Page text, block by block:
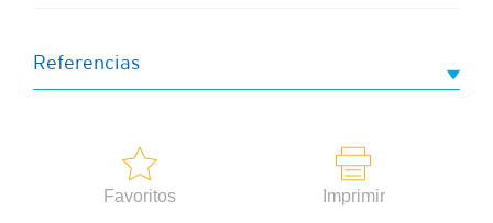
Referencias
Favoritos Imprimir